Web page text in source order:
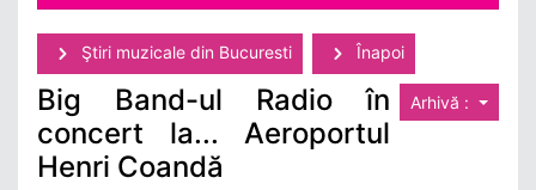
Ştiri muzicale din Bucuresti Înapoi
Arhivă :
Big Band-ul Radio în
concert la... Aeroportul
Henri Coandă